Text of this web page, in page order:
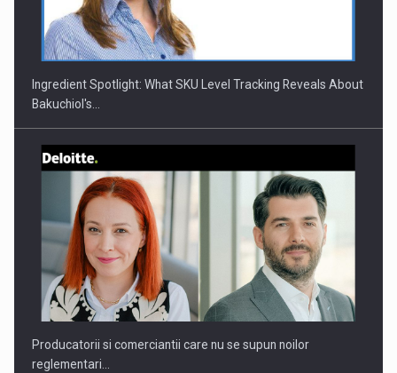
CEO Conference - Shaping The Future - Technology and…
Webinar - Business Evolution-RETHINK STRATEGY-Finantare
Investitii Digitalizare
Ingredient Spotlight: What SKU Level Tracking Reveals About
Bakuchiol's…
Producatorii si comerciantii care nu se supun noilor
reglementari…